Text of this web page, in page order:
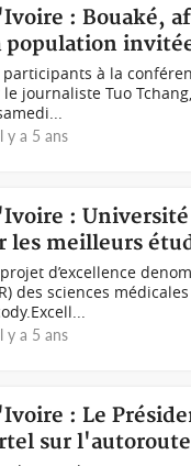
: Bouaké,
population
participants à la
le journaliste Tuo
y a 5 ans
:
les meilleurs
d’excellence
des sciences
y a 5 ans
: Le
sur